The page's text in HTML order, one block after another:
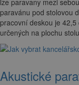
paravánu pod stolovou
pracovní deskou je
určených na plochu
Akustické